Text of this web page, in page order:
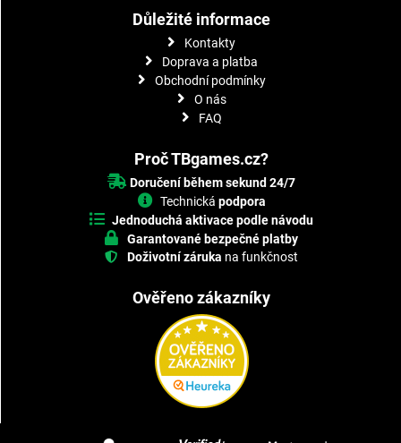
Důležité informace
Kontakty
Doprava a platba
Obchodní podmínky
O nás
FAQ
Proč TBgames.cz?
Doručení během sekund 24/7
Technická podpora
Jednoduchá aktivace podle návodu
Garantované bezpečné platby
Doživotní záruka na funkčnost
Ověřeno zákazníky